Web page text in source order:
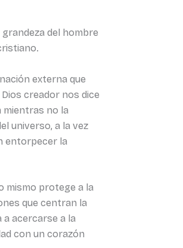
del hombre
externa que
creador nos dice
mientras no la
universo, a la vez
entorpecer la
mismo protege a la
que centran la
acercarse a la
con un corazón